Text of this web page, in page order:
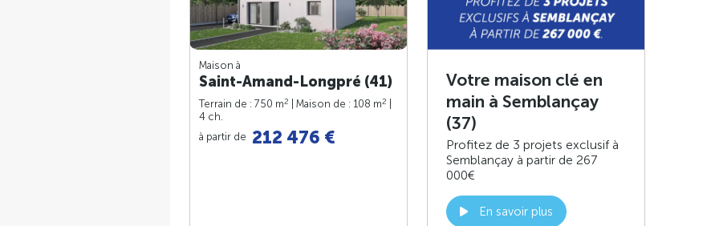
Maison à
Saint-Amand-Longpré (41)
Terrain de : 750 m2 | Maison de : 108 m2
4 ch.
à partir de 212 476 €
Votre maison clé en
main à Semblançay
(37)
Profitez de 3 projets exclusif à
Semblançay à partir de 267
000€
En savoir plus